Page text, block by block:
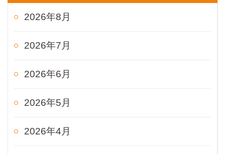
2026年8月
2026年7月
2026年6月
2026年5月
2026年4月